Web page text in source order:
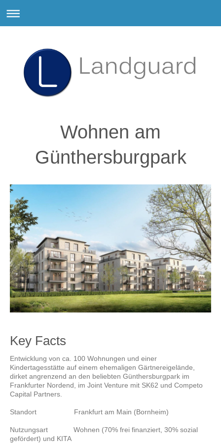
Wohnen am
Günthersburgpark
Key Facts
Entwicklung von ca. 100 Wohnungen und einer
Kindertagesstätte auf einem ehemaligen Gärtnereigelände,
dirket angrenzend an den beliebten Günthersburgpark im
Frankfurter Nordend, im Joint Venture mit SK62 und Competo
Capital Partners.
Standort Frankfurt am Main (Bornheim)
Nutzungsart Wohnen (70% frei finanziert, 30% sozial
gefördert) und KITA